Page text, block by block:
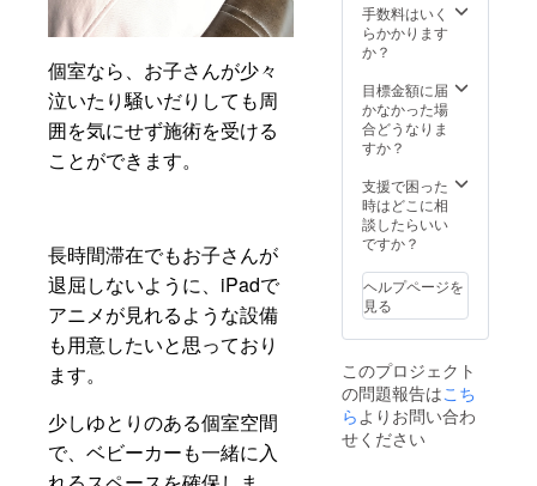
個室なら、お子さんが少々
泣いたり騒いだりしても周
囲を気にせず施術を受ける
ことができます。
長時間滞在でもお子さんが
退屈しないように、iPadで
アニメが見れるような設備
も用意したいと思っており
ます。
少しゆとりのある個室空間
で、ベビーカーも一緒に入
手数料はいく
らかかります
か？
目標金額に届
かなかった場
合どうなりま
すか？
支援で困った
時はどこに相
談したらいい
ですか？
ヘルプページを
見る
このプロジェクト
の問題報告はこち
ら よりお問い合わ
せください